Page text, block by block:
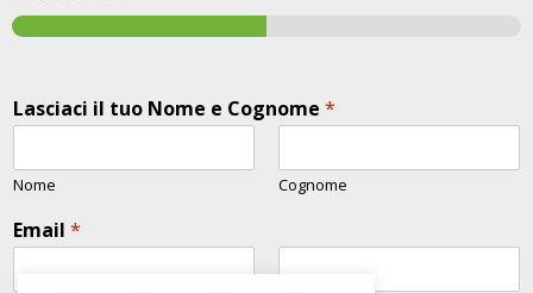
Lasciaci il tuo Nome e Cognome *
Nome Cognome
Email *